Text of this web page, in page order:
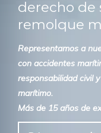
derecho de
remolque
Representamos a
con accidentes
responsabilidad civil
marítimo.
Más de 15 años de